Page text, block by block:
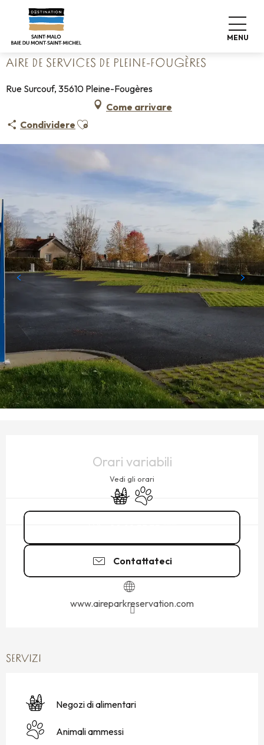
contenu
MENU
Home Fate le valigie
Campeggi
Aire de services de Pleine-Fougères
AIRE DE SERVICES DE PLEINE-FOUGÈRES
Rue Surcouf, 35610 Pleine-Fougères
Come arrivare
Condividere Ajouter aux favoris
Orari variabili
Vedi gli orari
Negozi di alimentari
Animali ammessi
Contattateci
www.aireparkreservation.com
SERVIZI
Negozi di alimentari
Animali ammessi